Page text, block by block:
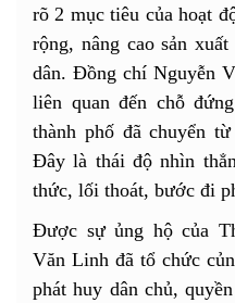
rõ 2 mục tiêu của hoạt
rộng, nâng cao sản
dân. Đồng chí Nguyễn
liên quan đến chỗ
thành phố đã chuyển
Đây là thái độ nhìn
thức, lối thoát, bước đi
Được sự ủng hộ của
Văn Linh đã tổ chức
phát huy dân chủ,